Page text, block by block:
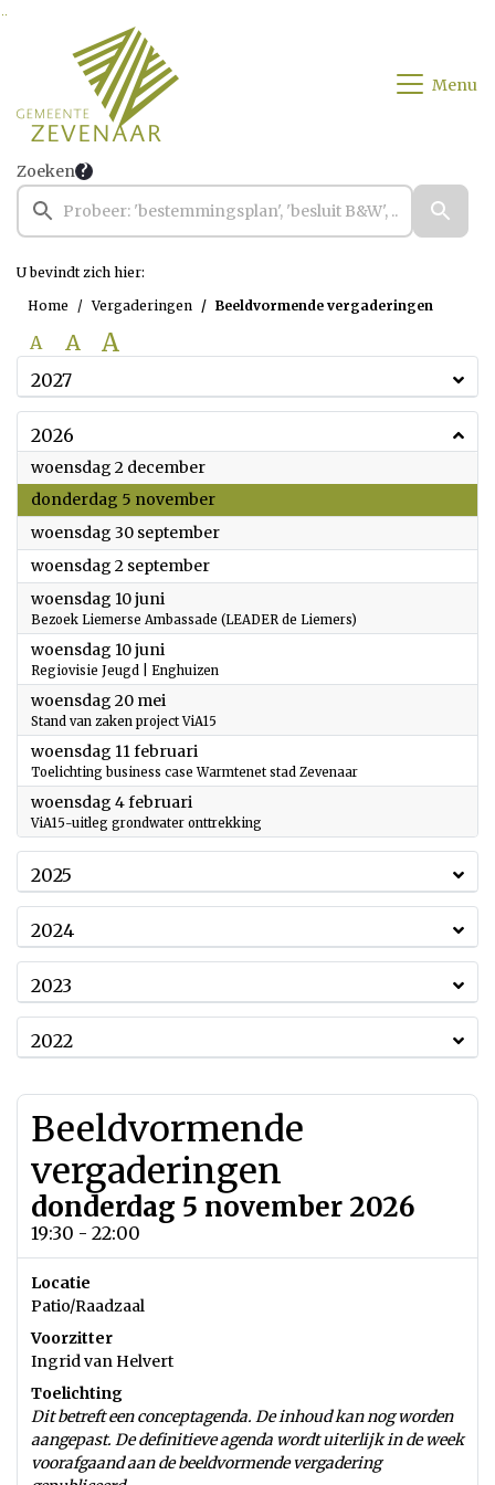
Ga naar de inhoud van deze pagina
Menu
Zoeken
U bevindt zich hier:
Home
Vergaderingen Beeldvormende vergaderingen
A A A
2027
2026
woensdag 2 december2026
donderdag 5 november2026
woensdag 30 september2026
woensdag 2 september2026
woensdag 10 juni
Bezoek Liemerse Ambassade (LEADER de Liemers)
woensdag 10 juni
Regiovisie Jeugd | Enghuizen
woensdag 20 mei
Stand van zaken project ViA15
woensdag 11 februari
Toelichting business case Warmtenet stad Zevenaar
woensdag 4 februari
ViA15-uitleg grondwater onttrekking
2025
2024
2023
2022
Beeldvormende
vergaderingen
donderdag 5 november 2026
19:30 - 22:00
Locatie
Patio/Raadzaal
Voorzitter
Ingrid van Helvert
Toelichting
Dit betreft een conceptagenda. De inhoud kan nog worden
aangepast. De definitieve agenda wordt uiterlijk in de week
voorafgaand aan de beeldvormende vergadering